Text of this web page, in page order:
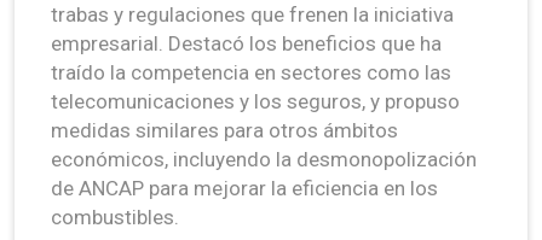
trabas y regulaciones que frenen la iniciativa
empresarial. Destacó los beneficios que ha
traído la competencia en sectores como las
telecomunicaciones y los seguros, y propuso
medidas similares para otros ámbitos
económicos, incluyendo la desmonopolización
de ANCAP para mejorar la eficiencia en los
combustibles.